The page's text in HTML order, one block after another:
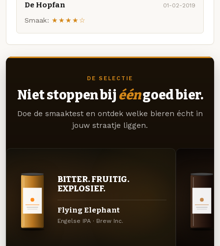
De Hopfan 01-02-2019
Smaak: ★★★★☆
DE SELECTIE
Niet stoppen bij ééngoed bier.
Doe de smaaktest en ontdek welke bieren écht in
jouw straatje liggen.
BITTER. FRUITIG.
EXPLOSIEF.
Flying Elephant
Engelse IPA · Brew Inc.